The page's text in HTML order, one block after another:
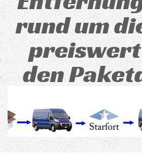
rund um
den